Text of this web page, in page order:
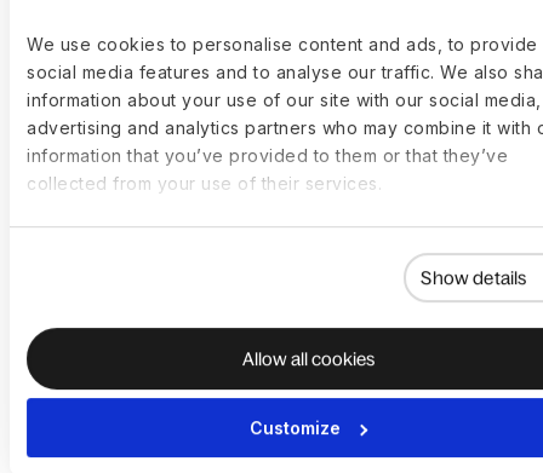
We use cookies to personalise content and ads, to provide
social media features and to analyse our traffic. We also
information about your use of our site with our social media,
advertising and analytics partners who may combine it with
information that you’ve provided to them or that they’ve
collected from your use of their services.
Show details
Allow all cookies
Customize
uns verändert.”
Jonathan Siddharth
CEO
Kundenbericht
Ressourcen, die Ihnen
den Einstieg erleichtern
Wir haben unsere Expertise in eine Reihe